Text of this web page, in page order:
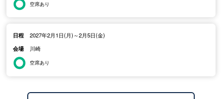
空席あり
日程
2027年2月1日(月)～2月5日(金)
会場
川崎
空席あり